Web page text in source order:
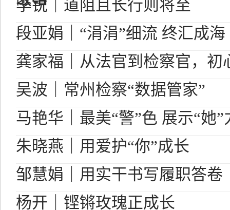
李锐｜道阻且长行则将至
段亚娟｜“涓涓”细流 终汇成海
龚家福｜从法官到检察官，初
吴波｜常州检察“数据管家”
马艳华｜最美“警”色 展示“她”
朱晓燕｜用爱护“你”成长
邹慧娟｜用实干书写履职答卷
杨开｜铿锵玫瑰正成长